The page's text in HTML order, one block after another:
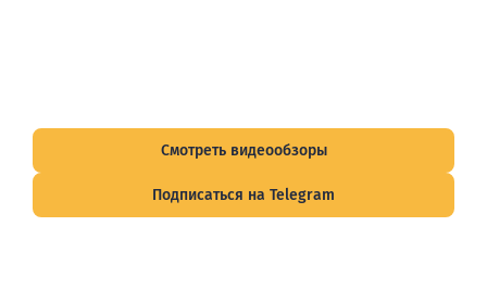
Смотреть видеообзоры
Подписаться на Telegram